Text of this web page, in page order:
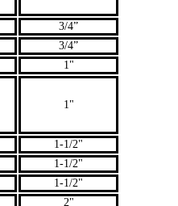
3/4”
3/4”
1"
1"
1-1/2"
1-1/2"
1-1/2"
2"